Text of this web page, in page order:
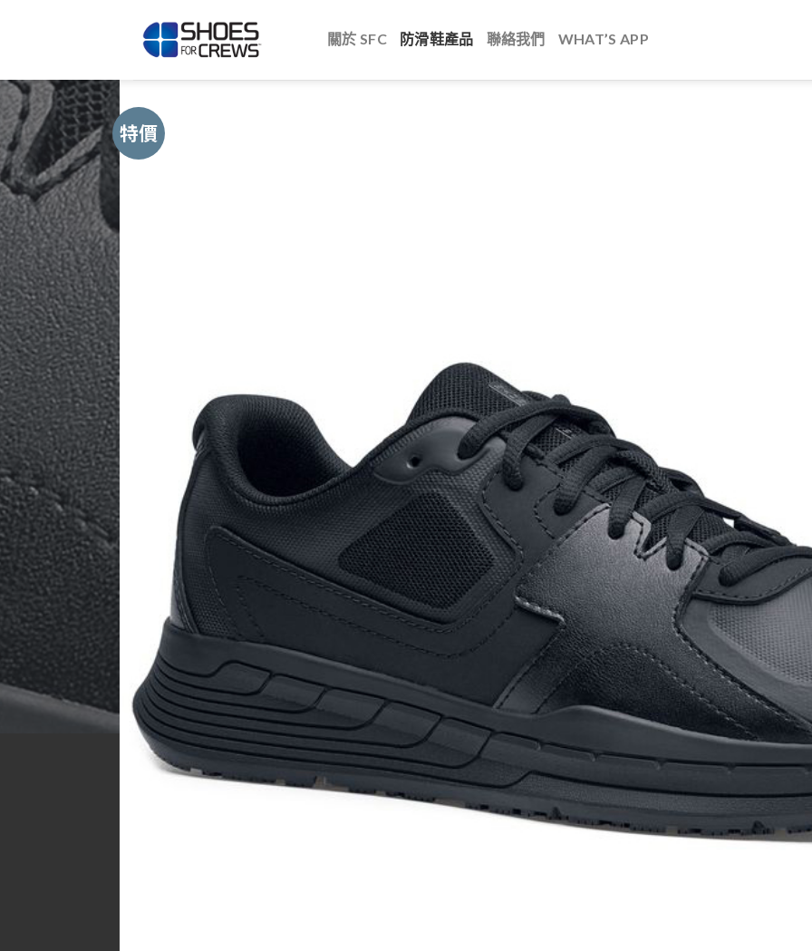
關於 SFC 防滑鞋產品 聯絡我們 WHAT’S APP
特價